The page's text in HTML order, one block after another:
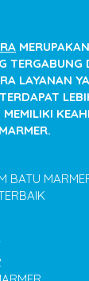
TERGABUNG
LAYANAN
BATU